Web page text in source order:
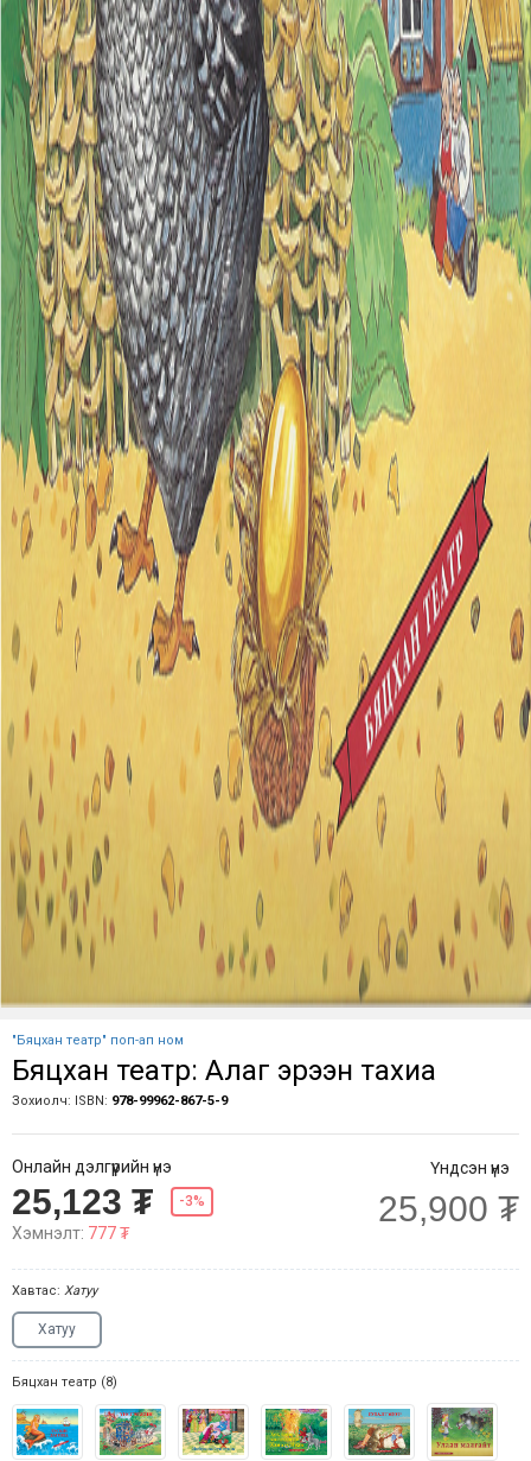
"Бяцхан театр" поп-ап ном
Бяцхан театр: Алаг эрээн тахиа
Зохиолч: ISBN: 978-99962-867-5-9
Онлайн дэлгүүрийн үнэ
25,123 ₮ -3%
Хэмнэлт: 777 ₮
Үндсэн үнэ
25,900 ₮
Хавтас: Хатуу
Хатуу
Бяцхан театр (8)